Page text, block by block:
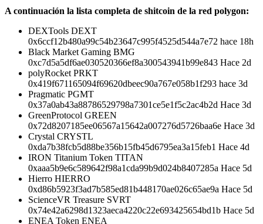
A continuación la lista completa de shitcoin de la red polygon:
DEXTools DEXT
0x6ccf12b480a99c54b23647c995f4525d544a7e72 hace 18h
Black Market Gaming BMG
0xc7d5a5df6ae030520366ef8a300543941b99e843 Hace 2d
polyRocket PRKT
0x419f671165094f69620dbeec90a767e058b1f293 hace 3d
Pragmatic PGMT
0x37a0ab43a88786529798a7301ce5e1f5c2ac4b2d Hace 3d
GreenProtocol GREEN
0x72d8207185ee06567a15642a007276d5726baa6e Hace 3d
Crystal CRYSTL
0xda7b38fcb5d88be356b15fb45d6795ea3a15feb1 Hace 4d
IRON Titanium Token TITAN
0xaaa5b9e6c589642f98a1cda99b9d024b8407285a Hace 5d
Hierro HIERRO
0xd86b5923f3ad7b585ed81b448170ae026c65ae9a Hace 5d
ScienceVR Treasure SVRT
0x74e42a6298d1323aeca4220c22e693425654bd1b Hace 5d
ENEA Token ENEA